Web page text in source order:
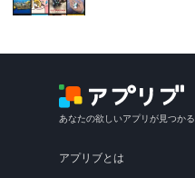
あなたの欲しいアプリが見つかる
アプリブとは